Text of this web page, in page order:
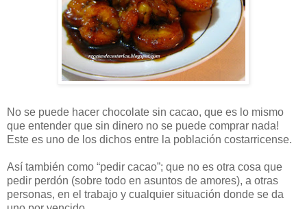
No se puede hacer chocolate sin cacao, que es lo mismo
que entender que sin dinero no se puede comprar nada!
Este es uno de los dichos entre la población costarricense.
Así también como “pedir cacao”; que no es otra cosa que
pedir perdón (sobre todo en asuntos de amores), a otras
personas, en el trabajo y cualquier situación donde se da